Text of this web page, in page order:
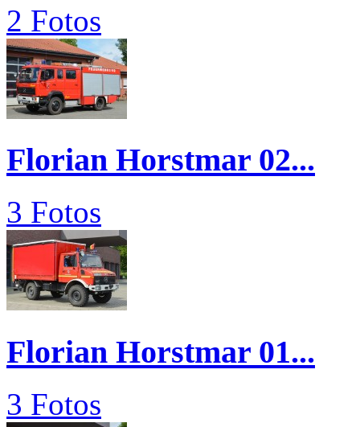
2 Fotos
Florian Horstmar 02...
3 Fotos
Florian Horstmar 01...
3 Fotos